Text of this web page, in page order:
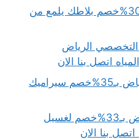
شركة جلي بلاط بالرياض بـ30%خصم بلاطك يلمع من
الرياض
شركة تنظيف سيراميك بالرياض بـ35%خصم سيراميك
شركة تنظيف احواش بالرياض بـ33%خصم لغسيل
بنا الان